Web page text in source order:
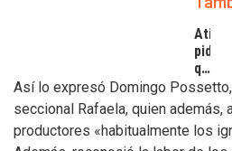
Atilra
pide
que
se
Así lo expresó Domingo
seccional Rafaela, quien además,
productores «habitualmente los